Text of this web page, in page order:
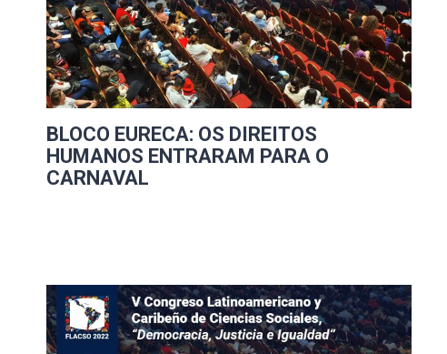
BLOCO EURECA: OS DIREITOS
HUMANOS ENTRARAM PARA O
CARNAVAL